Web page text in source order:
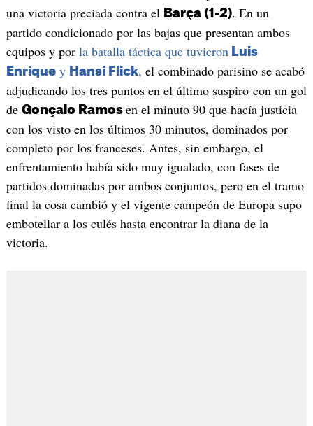
una victoria preciada contra el Barça (1-2). En un
partido condicionado por las bajas que presentan ambos
equipos y porla batalla táctica que tuvieron Luis
Enriquey Hansi Flick, el combinado parisino se acabó
adjudicando los tres puntos en el último suspiro con un gol
de Gonçalo Ramos en el minuto 90 que hacía justicia
con los visto en los últimos 30 minutos, dominados por
completo por los franceses. Antes, sin embargo, el
enfrentamiento había sido muy igualado, con fases de
partidos dominadas por ambos conjuntos, pero en el tramo
final la cosa cambió y el vigente campeón de Europa supo
embotellar a los culés hasta encontrar la diana de la
victoria.